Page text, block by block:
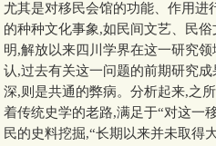
尤其是对移民会馆的功能、作用进
的种种文化事象,如民间文艺、民
明,解放以来四川学界在这一研究
认,过去有关这一问题的前期研究
深,则是共通的弊病。分析起来,之
着传统史学的老路,满足于“对这一
民的史料挖掘,“长期以来并未取得